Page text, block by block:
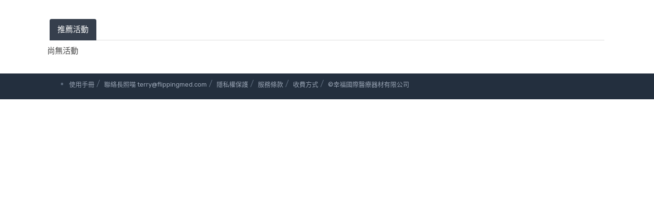
推薦活動
尚無活動
使用手冊 / 聯絡長照喵 terry@flippingmed.com / 隱私權保護 / 服務條款 / 收費方式 / ©幸福國際醫療器材有限公司